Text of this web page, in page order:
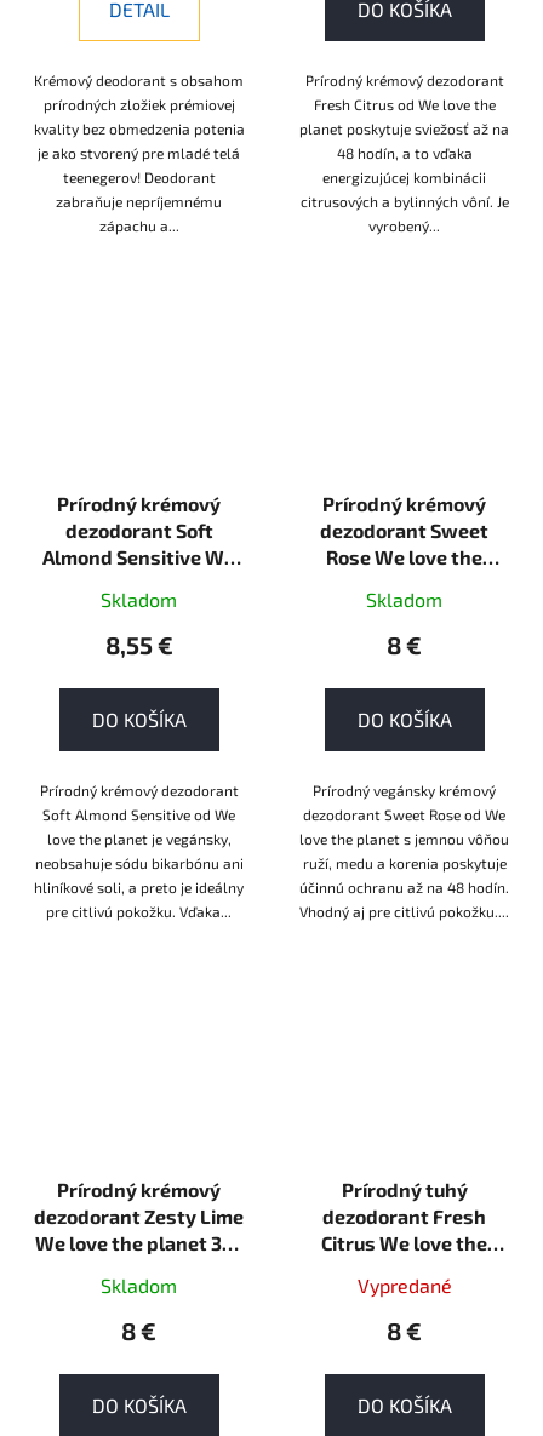
DETAIL
Krémový deodorant s obsahom
prírodných zložiek prémiovej
kvality bez obmedzenia potenia
je ako stvorený pre mladé telá
teenegerov! Deodorant
zabraňuje nepríjemnému
zápachu a...
DO KOŠÍKA
Prírodný krémový dezodorant
Fresh Citrus od We love the
planet poskytuje sviežosť až na
48 hodín, a to vďaka
energizujúcej kombinácii
citrusových a bylinných vôní. Je
vyrobený...
Prírodný krémový
dezodorant Soft
Almond Sensitive We
krém
Skladom
8,55 €
DO KOŠÍKA
Prírodný krémový dezodorant
Soft Almond Sensitive od We
love the planet je vegánsky,
neobsahuje sódu bikarbónu ani
hliníkové soli, a preto je ideálny
pre citlivú pokožku. Vďaka...
Prírodný krémový
dezodorant Sweet
Rose We love the
Skladom
8 €
DO KOŠÍKA
Prírodný vegánsky krémový
dezodorant Sweet Rose od We
love the planet s jemnou vôňou
ruží, medu a korenia poskytuje
účinnú ochranu až na 48 hodín.
Vhodný aj pre citlivú pokožku....
Prírodný krémový
dezodorant Zesty Lime
We love the planet 35g
Skladom
8 €
DO KOŠÍKA
Prírodný tuhý
dezodorant Fresh
Citrus We love the
Vypredané
8 €
DO KOŠÍKA